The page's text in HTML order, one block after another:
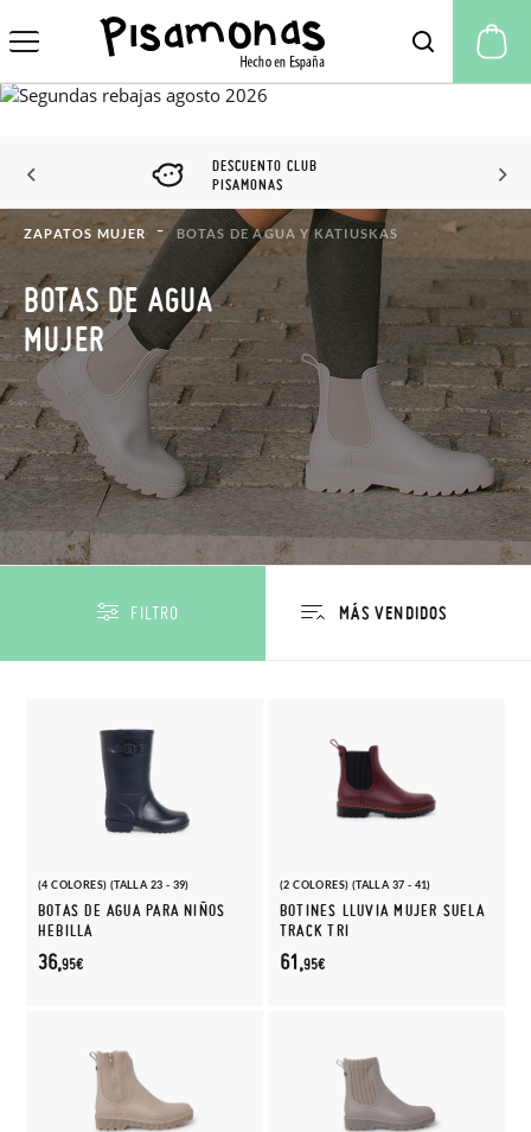
DESCUENTO CLUB
PISAMONAS
ZAPATOS MUJER BOTAS DE AGUA Y KATIUSKAS
BOTAS DE AGUA
MUJER
FILTRO
(4 COLORES) (TALLA 23 - 39)
BOTAS DE AGUA PARA NIÑOS
HEBILLA
36,95€
(2 COLORES) (TALLA 37 - 41)
BOTINES LLUVIA MUJER SUELA
TRACK TRI
61,95€